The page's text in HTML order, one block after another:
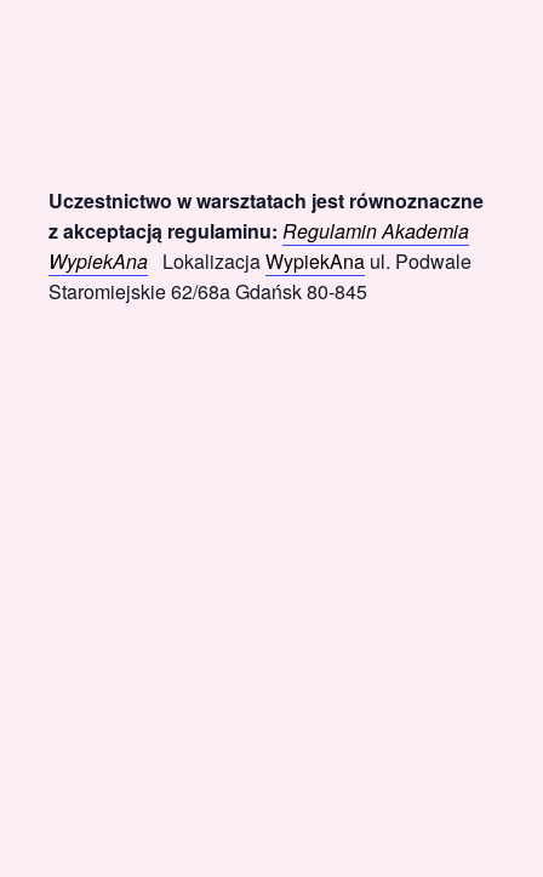
Uczestnictwo w warsztatach jest równoznaczne
z akceptacją regulaminu: Regulamin Akademia
WypiekAna LokalizacjaWypiekAna ul. Podwale
Staromiejskie 62/68a Gdańsk 80-845